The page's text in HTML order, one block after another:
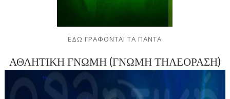
ΕΔΩ ΓΡΑΦΟΝΤΑΙ ΤΑ ΠΑΝΤΑ
ΑΘΛΗΤΙΚΗ ΓΝΩΜΗ (ΓΝΩΜΗ ΤΗΛΕΟΡΑΣΗ)